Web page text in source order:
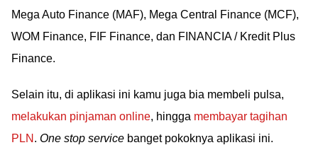
Mega Auto Finance (MAF), Mega Central Finance (MCF),
WOM Finance, FIF Finance, dan FINANCIA / Kredit Plus
Finance.
Selain itu, di aplikasi ini kamu juga bia membeli pulsa,
melakukan pinjaman online, hingga membayar tagihan
PLN . One stop service banget pokoknya aplikasi ini.